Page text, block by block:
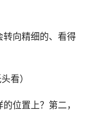
转向精细的、看得
看）
位置上？第二，